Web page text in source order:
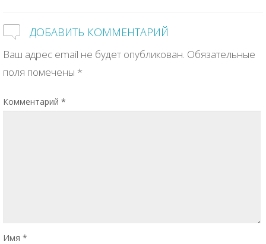
ДОБАВИТЬ КОММЕНТАРИЙ
Ваш адрес email не будет опубликован. Обязательные
поля помечены *
Комментарий *
Имя *